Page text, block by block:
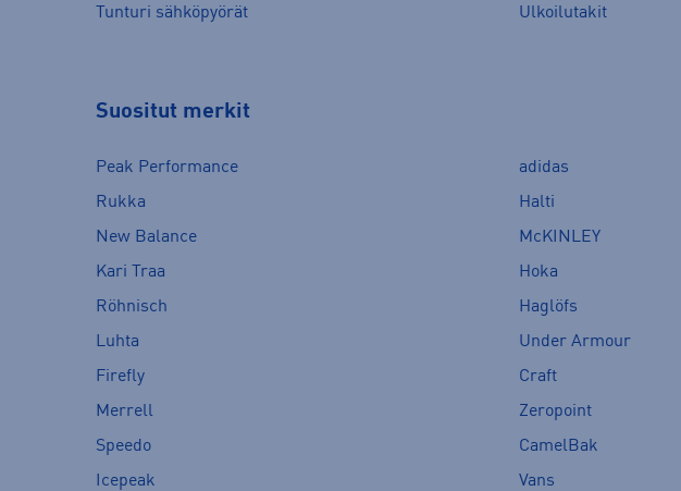
Tunturi sähköpyörät
Ulkoilutakit
Suositut merkit
Peak Performance adidas
Rukka
Halti
New Balance
McKINLEY
Kari Traa
Hoka
Röhnisch
Haglöfs
Luhta
Under Armour
Firefly
Craft
Merrell
Zeropoint
Speedo
CamelBak
Icepeak
Vans